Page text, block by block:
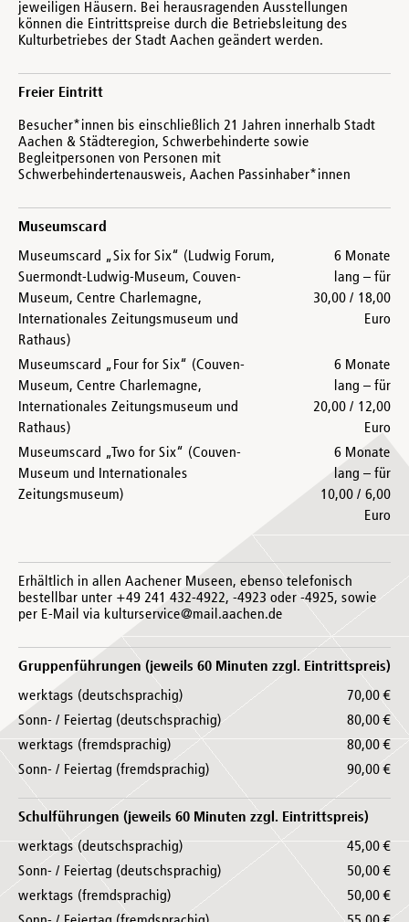
jeweiligen Häusern. Bei herausragenden Ausstellungen
können die Eintrittspreise durch die Betriebsleitung des
Kulturbetriebes der Stadt Aachen geändert werden.
Freier Eintritt
Besucher*innen bis einschließlich 21 Jahren innerhalb Stadt
Aachen & Städteregion, Schwerbehinderte sowie
Begleitpersonen von Personen mit
Schwerbehindertenausweis, Aachen Passinhaber*innen
Museumscard
Museumscard „Six for Six“ (Ludwig Forum,
Suermondt-Ludwig-Museum, Couven-
Museum, Centre Charlemagne,
Internationales Zeitungsmuseum und
Rathaus)
6 Monate
lang – für
30,00 / 18,00
Euro
Museumscard „Four for Six“ (Couven-
Museum, Centre Charlemagne,
Internationales Zeitungsmuseum und
Rathaus)
6 Monate
lang – für
20,00 / 12,00
Euro
Museumscard „Two for Six“ (Couven-
Museum und Internationales
Zeitungsmuseum)
6 Monate
lang – für
10,00 / 6,00
Euro
Erhältlich in allen Aachener Museen, ebenso telefonisch
bestellbar unter +49 241 432-4922, -4923 oder -4925, sowie
per E-Mail via kulturservice@mail.aachen.de
Gruppenführungen (jeweils 60 Minuten zzgl. Eintrittspreis)
werktags (deutschsprachig)
70,00 €
Sonn- / Feiertag (deutschsprachig)
80,00 €
werktags (fremdsprachig)
80,00 €
Sonn- / Feiertag (fremdsprachig)
90,00 €
Schulführungen (jeweils 60 Minuten zzgl. Eintrittspreis)
werktags (deutschsprachig)
45,00 €
Sonn- / Feiertag (deutschsprachig)
50,00 €
werktags (fremdsprachig)
50,00 €